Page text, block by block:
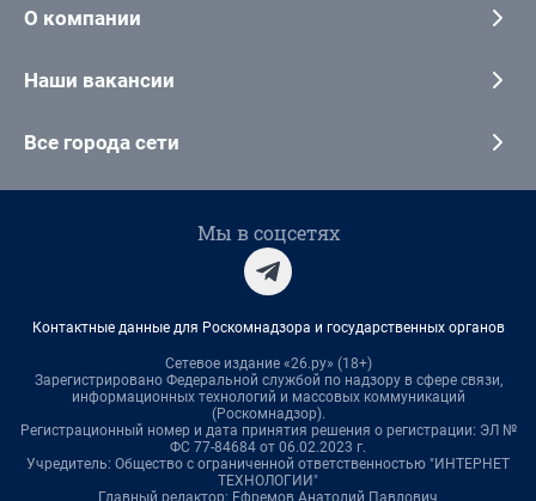
О компании
Наши вакансии
Все города сети
Мы в соцсетях
Контактные данные для Роскомнадзора и государственных органов
Сетевое издание «26.ру» (18+)
Зарегистрировано Федеральной службой по надзору в сфере связи,
информационных технологий и массовых коммуникаций
(Роскомнадзор).
Регистрационный номер и дата принятия решения о регистрации: ЭЛ №
ФС 77-84684 от 06.02.2023 г.
Учредитель: Общество с ограниченной ответственностью "ИНТЕРНЕТ
ТЕХНОЛОГИИ"